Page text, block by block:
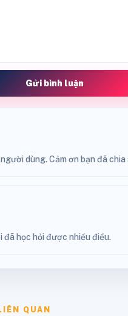
Gửi bình luận
dùng. Cảm ơn bạn đã chia
đã học hỏi được nhiều điều.
QUAN